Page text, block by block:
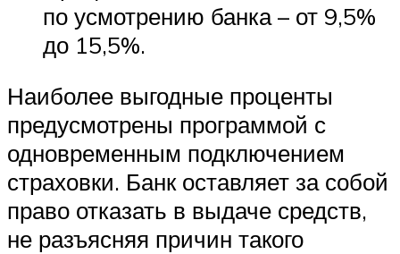
по усмотрению банка – от 9,5%
до 15,5%.
Наиболее выгодные проценты
предусмотрены программой с
одновременным подключением
страховки. Банк оставляет за собой
право отказать в выдаче средств,
не разъясняя причин такого